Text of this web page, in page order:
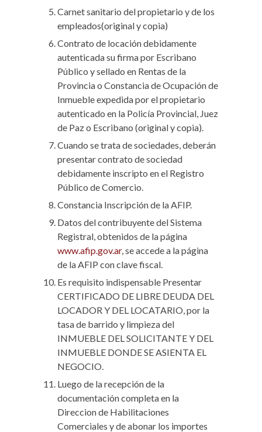
Carnet sanitario del propietario y de los
empleados(original y copia)
Contrato de locación debidamente
autenticada su firma por Escribano
Público y sellado en Rentas de la
Provincia o Constancia de Ocupación de
Inmueble expedida por el propietario
autenticado en la Policía Provincial, Juez
de Paz o Escribano (original y copia).
Cuando se trata de sociedades, deberán
presentar contrato de sociedad
debidamente inscripto en el Registro
Público de Comercio.
Constancia Inscripción de la AFIP.
Datos del contribuyente del Sistema
Registral, obtenidos de la página
www.afip.gov.ar, se accede a la página
de la AFIP con clave fiscal.
Es requisito indispensable Presentar
CERTIFICADO DE LIBRE DEUDA DEL
LOCADOR Y DEL LOCATARIO, por la
tasa de barrido y limpieza del
INMUEBLE DEL SOLICITANTE Y DEL
INMUEBLE DONDE SE ASIENTA EL
NEGOCIO.
Luego de la recepción de la
documentación completa en la
Direccion de Habilitaciones
Comerciales y de abonar los importes